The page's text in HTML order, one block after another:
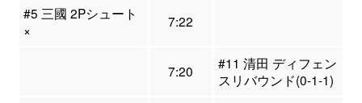
#5 三國 2Pシュート
×
7:22
7:20
#11 清田 ディフェン
スリバウンド(0-1-1)